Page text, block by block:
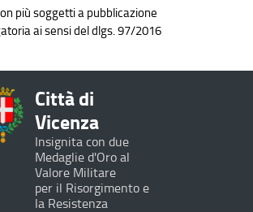
più soggetti a pubblicazione
ai sensi del dlgs. 97/2016
Città di
Vicenza
Insignita con due
Medaglie d'Oro al
Valore Militare
per il Risorgimento e
la Resistenza